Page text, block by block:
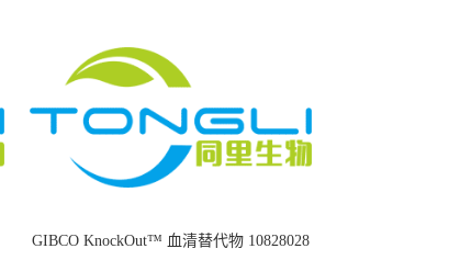
GIBCO KnockOut™ 血清替代物 10828028